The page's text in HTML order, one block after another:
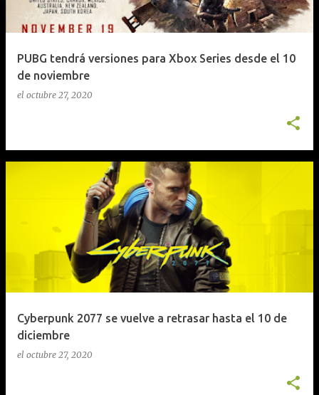
PUBG tendrá versiones para Xbox Series desde el 10
de noviembre
el octubre 27, 2020
Cyberpunk 2077 se vuelve a retrasar hasta el 10 de
diciembre
el octubre 27, 2020